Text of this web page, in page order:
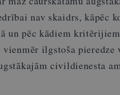
nav skaidrs, kāpēc
un pēc kādiem
ilgstoša pieredze
civildienesta